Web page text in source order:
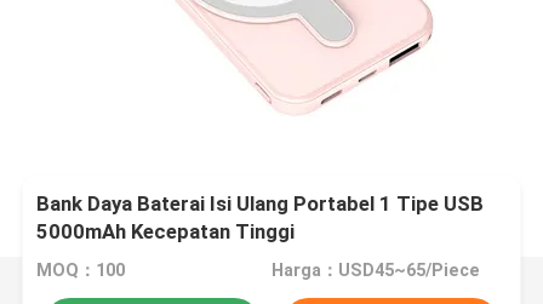
Bank Daya Baterai Isi Ulang Portabel 1 Tipe USB
5000mAh Kecepatan Tinggi
MOQ：100 Harga：USD45~65/Piece